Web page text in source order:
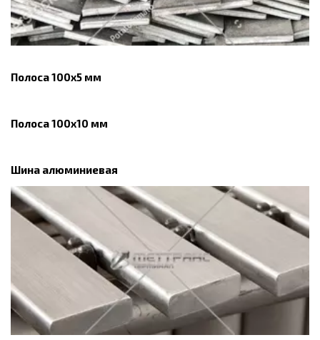
Полоса 100x5 мм
Полоса 100x10 мм
Шина алюминиевая